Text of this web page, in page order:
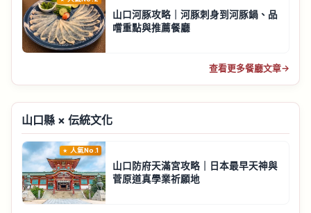
山口河豚攻略｜河豚刺身到河豚鍋、品
嚐重點與推薦餐廳
查看更多餐廳文章→
山口縣 × 伝統文化
人氣No.1
山口防府天滿宮攻略｜日本最早天神與
菅原道真學業祈願地